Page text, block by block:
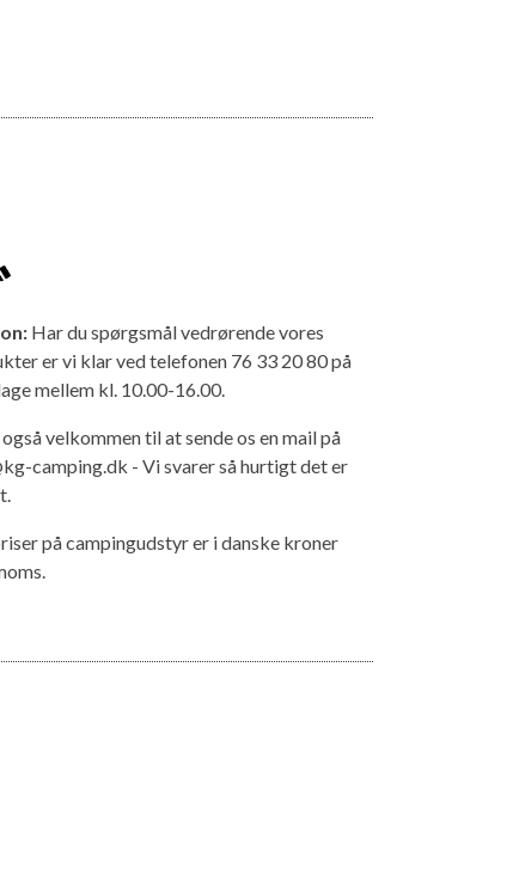
Har du spørgsmål vedrørende vores
er vi klar ved telefonen 76 33 20 80 på
mellem kl. 10.00-16.00.
velkommen til at sende os en mail på
camping.dk - Vi svarer så hurtigt det er
på campingudstyr er i danske kroner